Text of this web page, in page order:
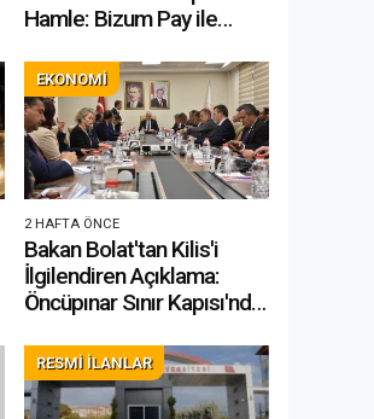
Hamle: Bizum Pay ile
Temassız Ödeme Dönemi
EKONOMİ
2 HAFTA ÖNCE
Bakan Bolat'tan Kilis'i
İlgilendiren Açıklama:
Öncüpınar Sınır Kapısı'nda
RESMİ İLANLAR